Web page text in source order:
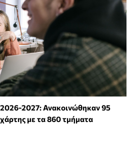
2027: Ανακοινώθηκαν 95
με τα 860 τμήματα